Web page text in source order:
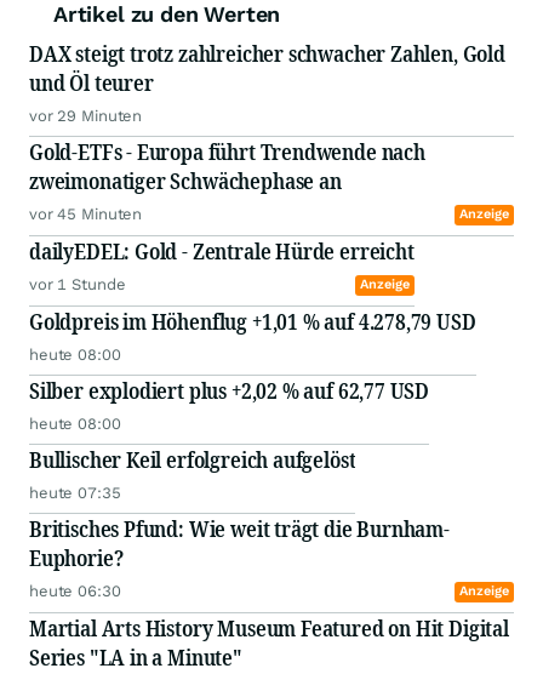
Artikel zu den Werten
DAX steigt trotz zahlreicher schwacher Zahlen, Gold
und Öl teurer
vor 29 Minuten
Gold-ETFs - Europa führt Trendwende nach
zweimonatiger Schwächephase an
vor 45 Minuten Anzeige
dailyEDEL: Gold - Zentrale Hürde erreicht
vor 1 Stunde Anzeige
Goldpreis im Höhenflug +1,01 % auf 4.278,79 USD
heute 08:00
Silber explodiert plus +2,02 % auf 62,77 USD
heute 08:00
Bullischer Keil erfolgreich aufgelöst
heute 07:35
Britisches Pfund: Wie weit trägt die Burnham-
Euphorie?
heute 06:30 Anzeige
Martial Arts History Museum Featured on Hit Digital
Series "LA in a Minute"